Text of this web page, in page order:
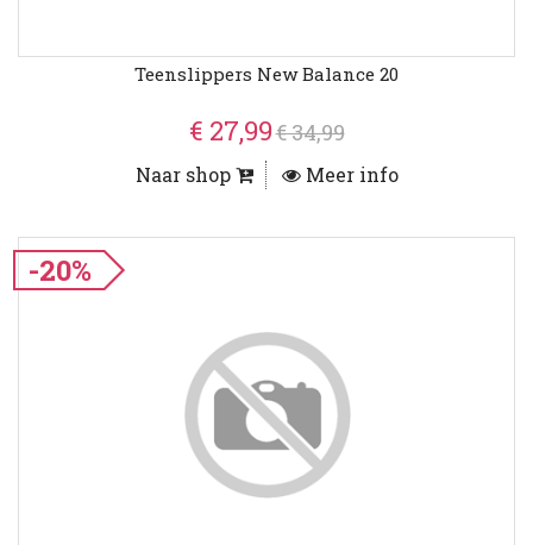
Teenslippers New Balance 20
€ 27,99€ 34,99
Naar shop Meer info
-20%